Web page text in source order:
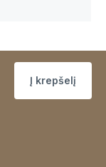
Į krepšelį